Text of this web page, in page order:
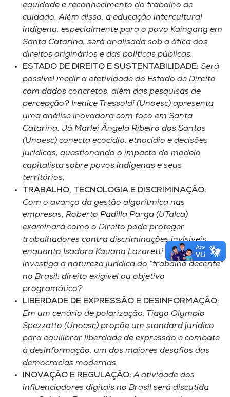
equidade e reconhecimento do trabalho de
cuidado. Além disso, a educação intercultural
indígena, especialmente para o povo Kaingang em
Santa Catarina, será analisada sob a ótica dos
direitos originários e das políticas públicas.
ESTADO DE DIREITO E SUSTENTABILIDADE: Será
possível medir a efetividade do Estado de Direito
com dados concretos, além das pesquisas de
percepção? Irenice Tressoldi (Unoesc) apresenta
uma análise inovadora com foco em Santa
Catarina. Já Marlei Ângela Ribeiro dos Santos
(Unoesc) conecta ecocídio, etnocídio e decisões
jurídicas, questionando o impacto do modelo
capitalista sobre povos indígenas e seus
territórios.
TRABALHO, TECNOLOGIA E DISCRIMINAÇÃO:
Com o avanço da gestão algorítmica nas
empresas, Roberto Padilla Parga (UTalca)
examinará como o Direito pode proteger
trabalhadores contra discriminações invisíveis,
enquanto Isadora Kauana Lazaretti (Unoesc)
investiga a natureza jurídica do “trabalho decente”
no Brasil: direito exigível ou objetivo
programático?
LIBERDADE DE EXPRESSÃO E DESINFORMAÇÃO:
Em um cenário de polarização, Tiago Olympio
Spezzatto (Unoesc) propõe um standard jurídico
para equilibrar liberdade de expressão e combate
à desinformação, um dos maiores desafios das
democracias modernas.
INOVAÇÃO E REGULAÇÃO: A atividade dos
influenciadores digitais no Brasil será discutida